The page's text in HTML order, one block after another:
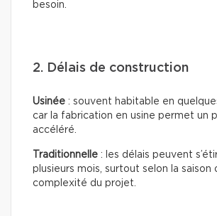
besoin.
2. Délais de construction
Usinée : souvent habitable en
car la fabrication en usine permet un
accéléré.
Traditionnelle : les délais peuvent
plusieurs mois, surtout selon la saison
complexité du projet.